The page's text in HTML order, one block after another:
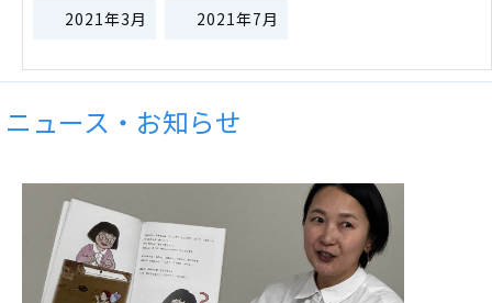
2021年3月 2021年7月
ニュース・お知らせ